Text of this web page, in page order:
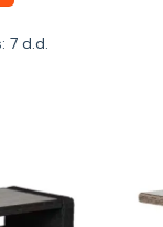
7 d.d.